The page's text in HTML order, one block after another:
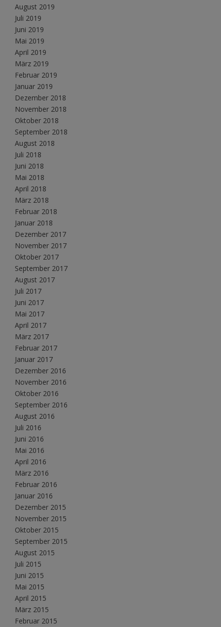
August 2019
Juli 2019
Juni 2019
Mai 2019
April 2019
März 2019
Februar 2019
Januar 2019
Dezember 2018
November 2018
Oktober 2018
September 2018
August 2018
Juli 2018
Juni 2018
Mai 2018
April 2018
März 2018
Februar 2018
Januar 2018
Dezember 2017
November 2017
Oktober 2017
September 2017
August 2017
Juli 2017
Juni 2017
Mai 2017
April 2017
März 2017
Februar 2017
Januar 2017
Dezember 2016
November 2016
Oktober 2016
September 2016
August 2016
Juli 2016
Juni 2016
Mai 2016
April 2016
März 2016
Februar 2016
Januar 2016
Dezember 2015
November 2015
Oktober 2015
September 2015
August 2015
Juli 2015
Juni 2015
Mai 2015
April 2015
März 2015
Februar 2015